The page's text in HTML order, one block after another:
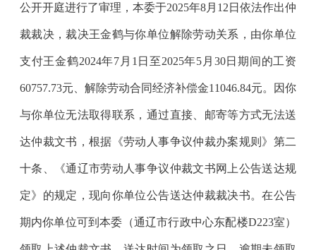
公开开庭进行了审理，本委于2025年8月 12 日依法作出仲
裁裁决，裁决王金鹤与你单位解除劳动关系，由你单位
支付王金鹤2024年7 月 1 日至2025年5 月 30日期间的工资
60757.73元、解除劳动合同经济补偿金11046.84元。 因你
与你单位无法取得联系，通过直接、邮寄等方式无法送
达仲裁文书，根据《劳动人事争议仲裁办案规则》第二
十条、《通辽市劳动人事争议仲裁文书网上公告送达规
定》的规定，现向你单位公告送达仲裁裁决书。在公告
期内你单位可到本委（通辽市行政中心东配楼D223室）